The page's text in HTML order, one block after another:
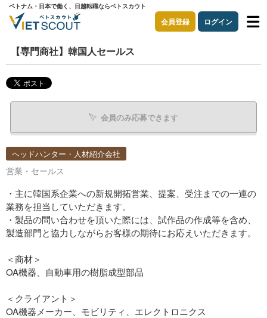
ベトナム・日本で働く、日越転職ならベトスカウト
会員登録 ログイン
【専門商社】韓国人セールス
会員のみ応募できます
ヘッドハンター・人材紹介会社
営業・セールス
・主に韓国系企業への新規開拓営業、提案、受注までの一連の
業務を担当していただきます。
・製品の問い合わせを頂いた際には、試作品の作成等を含め、
製造部門と協力しながらお客様の期待にお応えいただきます。
＜商材＞
OA機器、自動車用の樹脂成型部品
＜クライアント＞
OA機器メーカー、モビリティ、エレクトロニクス